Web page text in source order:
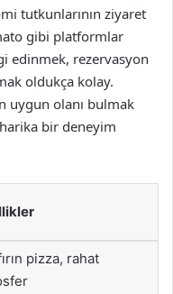
tutkunlarının ziyaret
gibi platformlar
edinmek, rezervasyon
oldukça kolay.
uygun olanı bulmak
bir deneyim
pizza, rahat